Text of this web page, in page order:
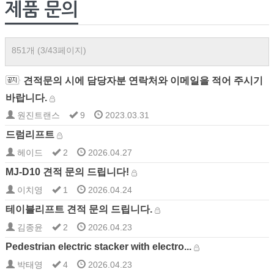
제품 문의
851개 (3/43페이지)
견적문의 시에 담당자분 연락처와 이메일을 적어 주시기
바랍니다.
원진트랜스 9 2023.03.31
드럼리프트
헤이드 2 2026.04.27
MJ-D10 견적 문의 드립니다!
이치영 1 2026.04.24
테이블리프트 견적 문의 드립니다.
김종윤 2 2026.04.23
Pedestrian electric stacker with electro...
박태영 4 2026.04.23